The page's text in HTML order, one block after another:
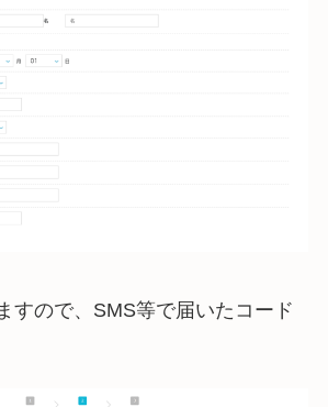
すので、SMS等で届いたコード